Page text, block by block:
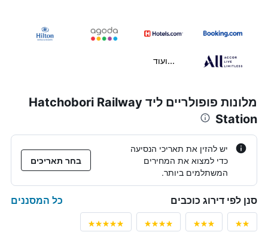
...ועוד
מלונות פופולריים ליד Hatchobori Railway
Station
יש להזין את תאריכי הנסיעה
כדי למצוא את המחירים
המשתלמים ביותר.
בחר תאריכים
סנן לפי דירוג כוכבים כל המסננים